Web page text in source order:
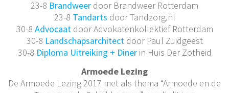
23-8 Brandweer door Brandweer Rotterdam
23-8 Tandarts door Tandzorg.nl
30-8 Advocaatdoor Advokatenkollektief Rotterdam
30-8 Landschapsarchitectdoor Paul Zuidgeest
30-8 Diploma Uitreiking + Dinerin Huis Der Zotheid
Armoede Lezing
De Armoede Lezing 2017 met als thema “Armoede en de